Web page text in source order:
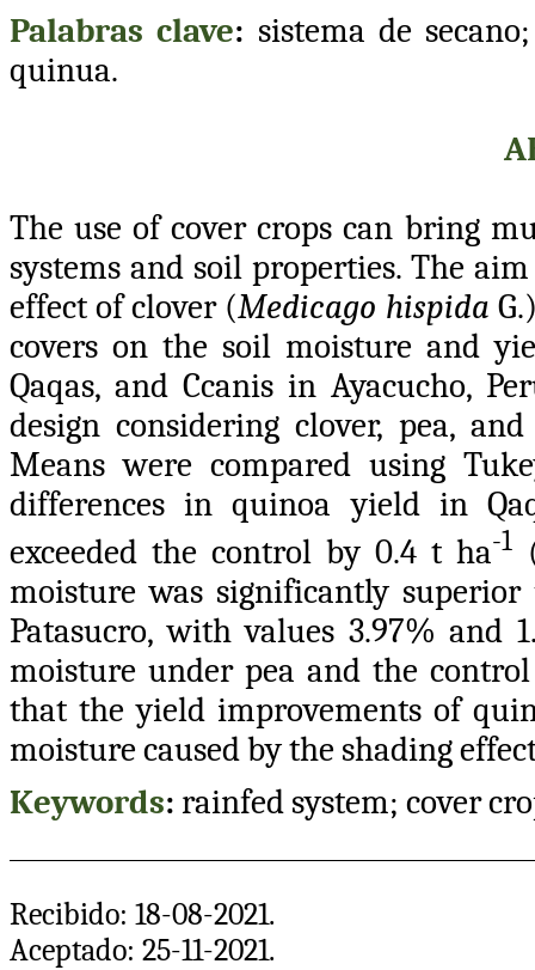
Palabras clave: sistema de
quinua.
The use of cover crops can bring
systems and soil properties. The
effect of clover (Medicago hispida
covers on the soil moisture and
Qaqas, and Ccanis in Ayacucho,
design considering clover, pea,
Means were compared using
differences in quinoa yield in
exceeded the control by 0.4 t ha-1
moisture was significantly
Patasucro, with values 3.97% and
moisture under pea and the
that the yield improvements of
moisture caused by the shading
Keywords: rainfed system; cover
Recibido: 18-08-2021.
Aceptado: 25-11-2021.